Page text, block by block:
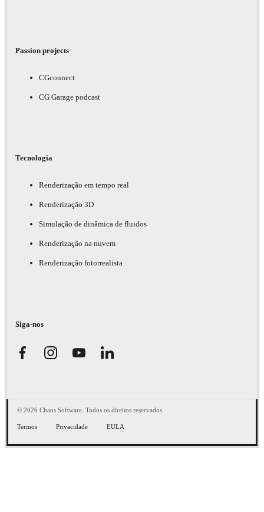
Passion projects
CGconnect
CG Garage podcast
Tecnologia
Renderização em tempo real
Renderização 3D
Simulação de dinâmica de fluidos
Renderização na nuvem
Renderização fotorrealista
Siga-nos
© 2026 Chaos Software. Todos os direitos reservados.
Termos Privacidade EULA